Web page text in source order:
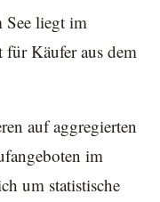
liegt im
für Käufer aus dem
auf aggregierten
im
um statistische